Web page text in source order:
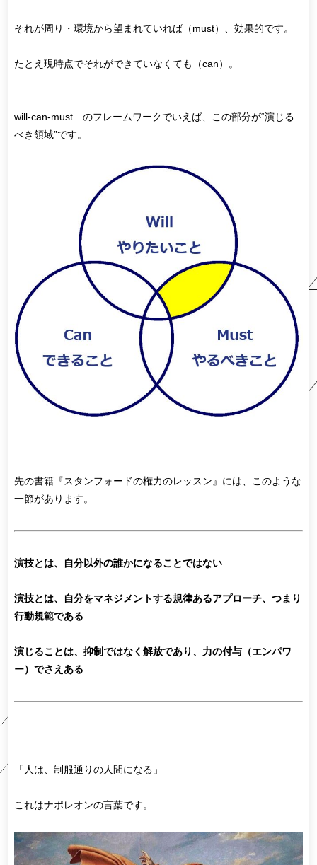
それが周り・環境から望まれていれば（must）、効果的です。
たとえ現時点でそれができていなくても（can）。
will-can-must のフレームワークでいえば、この部分が“演じる
べき領域”です。
先の書籍『スタンフォードの権力のレッスン』には、このような
一節があります。
演技とは、自分以外の誰かになることではない
演技とは、自分をマネジメントする規律あるアプローチ、つまり
行動規範である
演じることは、抑制ではなく解放であり、力の付与（エンパワ
ー）でさえある
「人は、制服通りの人間になる」
これはナポレオンの言葉です。